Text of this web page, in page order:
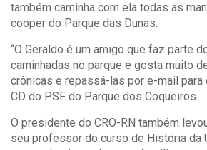
também caminha com ela todas as
cooper do Parque das Dunas.
“O Geraldo é um amigo que faz parte
caminhadas no parque e gosta muito
crônicas e repassá-las por e-mail para
CD do PSF do Parque dos Coqueiros.
O presidente do CRO-RN também
seu professor do curso de História da